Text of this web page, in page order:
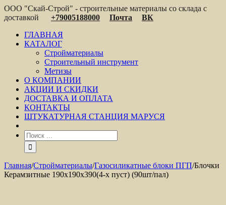
ООО "Скай-Строй" - строительные материалы со склада с
доставкой
+79005188000 Почта
ВК
ГЛАВНАЯ
КАТАЛОГ
Стройматериалы
Строительный инструмент
Метизы
О КОМПАНИИ
АКЦИИ И СКИДКИ
ДОСТАВКА И ОПЛАТА
КОНТАКТЫ
ШТУКАТУРНАЯ СТАНЦИЯ МАРУСЯ
Главная/Стройматериалы/Газосиликатные блоки ПГП/Блочки
Керамзитные 190х190х390(4-х пуст) (90шт/пал)